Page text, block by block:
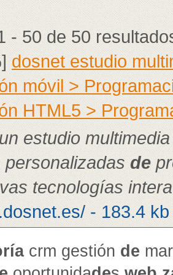
- 50 de 50
dosnet estudio
móvil >
HTML5 >
estudio
personalizadasde
tecnologías
- 183.4 kb
crm gestión de